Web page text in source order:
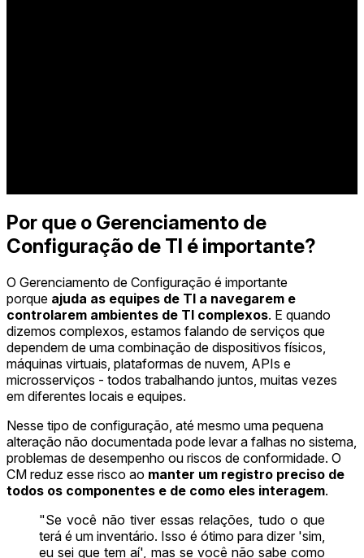
Por que o Gerenciamento de
Configuração de TI é importante?
O Gerenciamento de Configuração é importante
porque ajuda as equipes de TI a navegarem e
controlarem ambientes de TI complexos. E quando
dizemos complexos, estamos falando de serviços que
dependem de uma combinação de dispositivos físicos,
máquinas virtuais, plataformas de nuvem, APIs e
microsserviços - todos trabalhando juntos, muitas vezes
em diferentes locais e equipes.
Nesse tipo de configuração, até mesmo uma pequena
alteração não documentada pode levar a falhas no sistema,
problemas de desempenho ou riscos de conformidade. O
CM reduz esse risco ao manter um registro preciso de
todos os componentes e de como eles interagem.
"Se você não tiver essas relações, tudo o que
terá é um inventário. Isso é ótimo para dizer 'sim,
eu sei que tem aí', mas se você não sabe como